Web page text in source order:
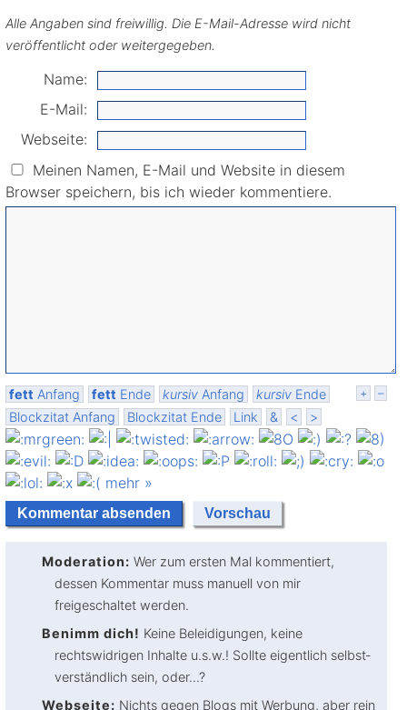
Alle Angaben sind freiwillig. Die E-Mail-Adresse wird nicht
veröffentlicht oder weitergegeben.
Name:
E-Mail:
Webseite:
Meinen Namen, E-Mail und Website in diesem
Browser speichern, bis ich wieder kommentiere.
+ –
fett Anfang fett Ende kursiv Anfang kursiv Ende
Blockzitat Anfang
Blockzitat Ende Link & < >
mehr »
Moderation: Wer zum ersten Mal kommentiert,
dessen Kommentar muss manuell von mir
freigeschaltet werden.
Benimm dich! Keine Beleidigungen, keine
rechtswidrigen Inhalte u.s.w.! Sollte eigentlich selbst­
verständlich sein, oder...?
Webseite: Nichts gegen Blogs mit Werbung, aber rein